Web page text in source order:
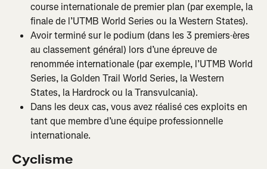
course internationale de premier plan (par exemple, la
finale de l’UTMB World Series ou la Western States).
Avoir terminé sur le podium (dans les 3 premiers·ères
au classement général) lors d’une épreuve de
renommée internationale (par exemple, l’UTMB World
Series, la Golden Trail World Series, la Western
States, la Hardrock ou la Transvulcania).
Dans les deux cas, vous avez réalisé ces exploits en
tant que membre d’une équipe professionnelle
internationale.
Cyclisme